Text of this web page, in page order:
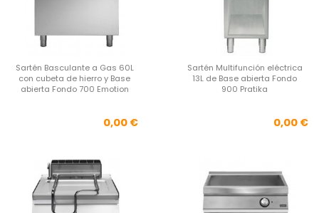
Sartén Basculante a Gas 60L
con cubeta de hierro y Base
abierta Fondo 700 Emotion
Precio
0,00 €
Sartén Multifunción eléctrica
13L de Base abierta Fondo
900 Pratika
0,00 €